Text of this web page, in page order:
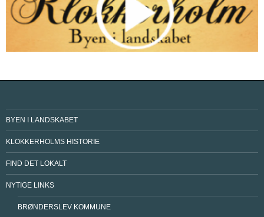
BYEN I LANDSKABET
KLOKKERHOLMS HISTORIE
FIND DET LOKALT
NYTIGE LINKS
BRØNDERSLEV KOMMUNE